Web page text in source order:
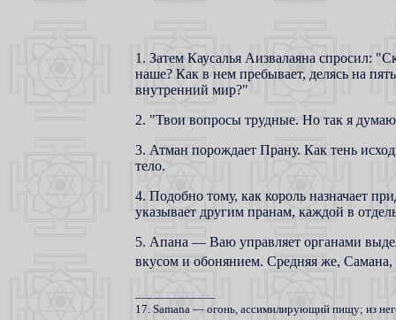
1. Затем Каусалья Аизвалаяна спросил:
наше? Как в нем пребывает, делясь на
внутренний мир?"
2. "Твои вопросы трудные. Но так я
3. Атман порождает Прану. Как тень
тело.
4. Подобно тому, как король назначает
указывает другим пранам, каждой в
5. Апана — Ваю управляет органами
вкусом и обонянием. Средняя же,
17. Samana — огонь, ассимилирующий пищу; из